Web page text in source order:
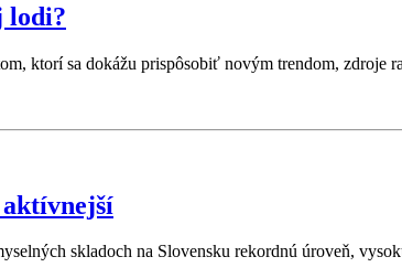
lodi?
ktorí sa dokážu prispôsobiť novým trendom, zdroje
skladoch na Slovensku rekordnú úroveň,